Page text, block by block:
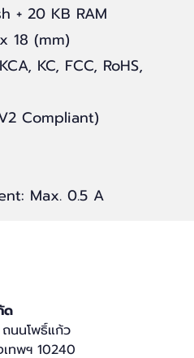
+ 20 KB RAM
18 (mm)
KC, FCC, RoHS,
Compliant)
Max. 0.5 A
ด​
นนโพธิ์แก้ว
ทพฯ 10240​